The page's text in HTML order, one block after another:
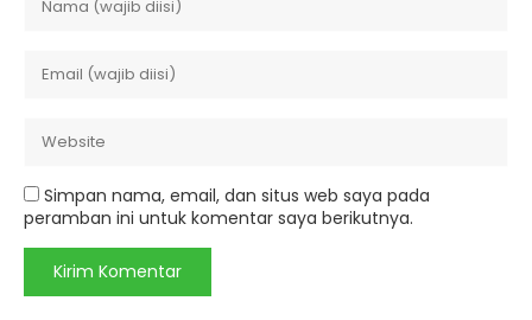
Simpan nama, email, dan situs web saya pada
peramban ini untuk komentar saya berikutnya.